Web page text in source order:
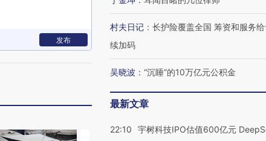
发布
村夫日记 ： 长护险覆盖全国 筹资和服务
续加码
吴晓波 ： “沉睡”的10万亿元公积金
最新文章
22:10
宇树科技IPO估值600亿元